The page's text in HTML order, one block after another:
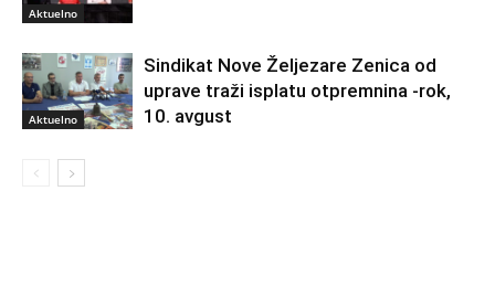
Aktuelno
Aktuelno
Sindikat Nove Željezare Zenica od
uprave traži isplatu otpremnina -rok,
10. avgust